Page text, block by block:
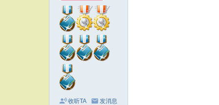
收听TA 发消息